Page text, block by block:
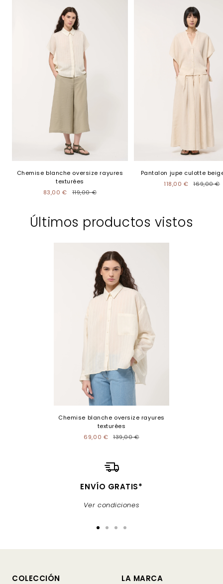
Chemise blanche oversize rayures
texturées
83,00 €
119,00 €
Pantalon jupe culotte
118,00 €
169,00 €
Últimos productos vistos
Chemise blanche oversize rayures
texturées
69,00 €
139,00 €
ENVÍO GRATIS*
Ver condiciones
Ir
la
Ir
la
Ir
la
Ir
la
COLECCIÓN LA MARCA